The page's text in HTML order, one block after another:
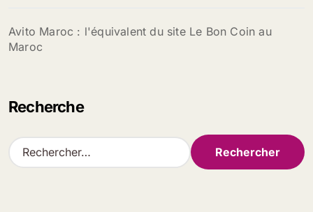
Avito Maroc : l'équivalent du site Le Bon Coin au
Maroc
Recherche
R
e